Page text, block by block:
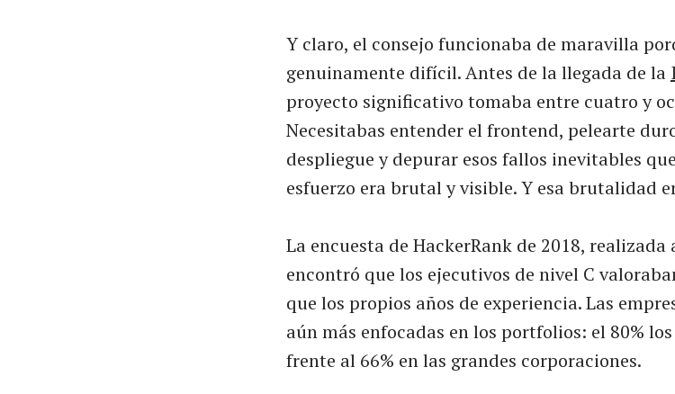
Y claro, el consejo funcionaba de maravilla
genuinamente difícil. Antes de la llegada de la
proyecto significativo tomaba entre cuatro y
Necesitabas entender el frontend, pelearte
despliegue y depurar esos fallos inevitables
esfuerzo era brutal y visible. Y esa brutalidad
La encuesta de HackerRank de 2018,
encontró que los ejecutivos de nivel C
que los propios años de experiencia. Las
aún más enfocadas en los portfolios: el 80%
frente al 66% en las grandes corporaciones.